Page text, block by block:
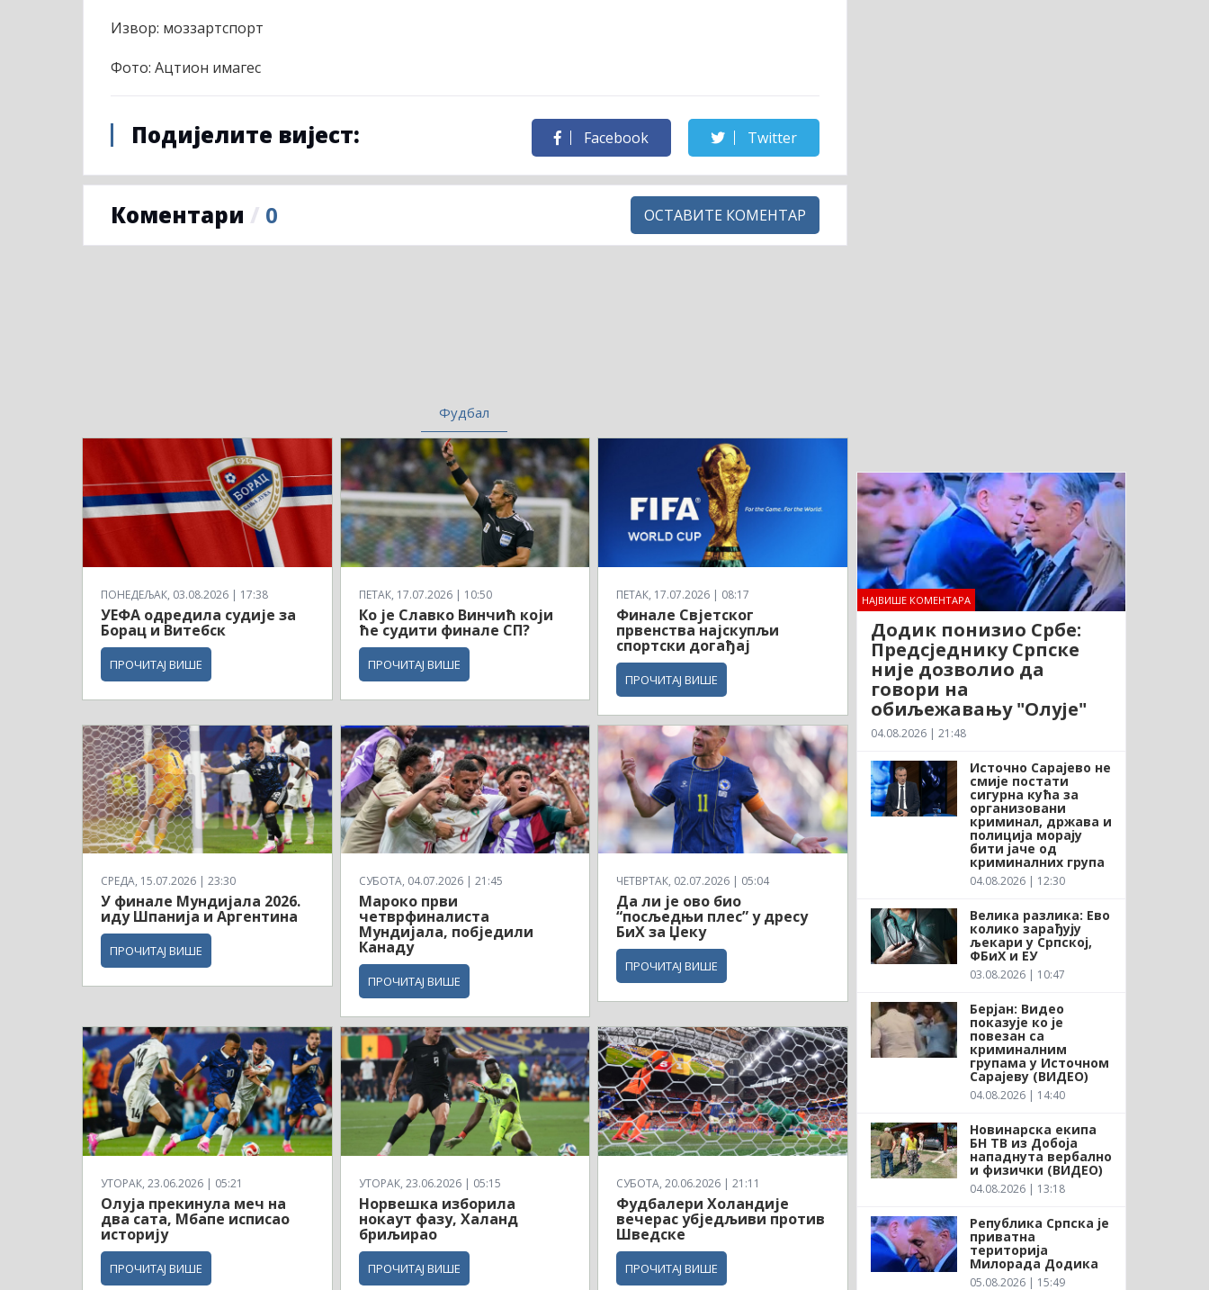
Извор: моззартспорт
Фото: Ацтион имагес
Подијелите вијест: Facebook Twitter
Коментари / 0 ОСТАВИТЕ КОМЕНТАР
Фудбал
ПОНЕДЕЉАК, 03.08.2026 | 17:38
УЕФА одредила судије за
Борац и Витебск
ПРОЧИТАЈ ВИШЕ
ПЕТАК, 17.07.2026 | 10:50
Ко је Славко Винчић који
ће судити финале СП?
ПРОЧИТАЈ ВИШЕ
ПЕТАК, 17.07.2026 | 08:17
Финале Свјетског
првенства најскупљи
спортски догађај
ПРОЧИТАЈ ВИШЕ
СРЕДА, 15.07.2026 | 23:30
У финале Мундијала 2026.
иду Шпанија и Аргентина
ПРОЧИТАЈ ВИШЕ
СУБОТА, 04.07.2026 | 21:45
Мароко први
четврфиналиста
Мундијала, побједили
Канаду
ПРОЧИТАЈ ВИШЕ
ЧЕТВРТАК, 02.07.2026 | 05:04
Да ли је ово био
“посљедњи плес” у дресу
БиХ за Џеку
ПРОЧИТАЈ ВИШЕ
УТОРАК, 23.06.2026 | 05:21
Олуја прекинула меч на
два сата, Мбапе исписао
историју
ПРОЧИТАЈ ВИШЕ
УТОРАК, 23.06.2026 | 05:15
Норвешка изборила
нокаут фазу, Халанд
бриљирао
ПРОЧИТАЈ ВИШЕ
СУБОТА, 20.06.2026 | 21:11
Фудбалери Холандије
вечерас убједљиви против
Шведске
ПРОЧИТАЈ ВИШЕ
НАЈВИШЕ КОМЕНТАРА
Додик понизио Србе:
Предсједнику Српске
није дозволио да
говори на
обиљежавању "Олује"
04.08.2026 | 21:48
Источно Сарајево не
смије постати
сигурна кућа за
организовани
криминал, држава и
полиција морају
бити јаче од
криминалних група
04.08.2026 | 12:30
Велика разлика: Ево
колико зарађују
љекари у Српској,
ФБиХ и ЕУ
03.08.2026 | 10:47
Берјан: Видео
показује ко је
повезан са
криминалним
групама у Источном
Сарајеву (ВИДЕО)
04.08.2026 | 14:40
Новинарска екипа
БН ТВ из Добоја
нападнута вербално
и физички (ВИДЕО)
04.08.2026 | 13:18
Република Српска је
приватна
територија
Милорада Додика
05.08.2026 | 15:49